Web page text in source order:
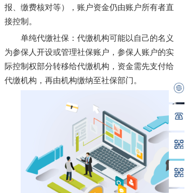
报、缴费核对等），账户资金仍由账户所有者直
接控制。
单纯代缴社保：代缴机构可能以自己的名义
为参保人开设或管理社保账户，参保人账户的实
际控制权部分转移给代缴机构，资金需先支付给
代缴机构，再由机构缴纳至社保部门。